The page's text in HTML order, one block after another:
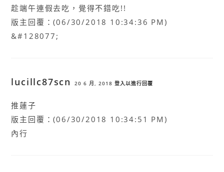
趁端午連假去吃，覺得不錯吃!!
版主回覆：(06/30/2018 10:34:36 PM)
&#128077;
lucillc87scn 20 6 月, 2018 登入以進行回覆
推蓮子
版主回覆：(06/30/2018 10:34:51 PM)
內行